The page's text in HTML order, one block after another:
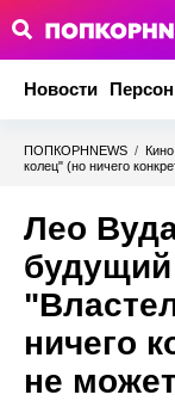
Новости
ПОПКОРНNEWS / Кино
колец" (но ничего
Лео
будущий
ничего
не